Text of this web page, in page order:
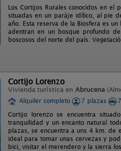
Los Cortijos Rurales conocidos en el
situadas en un paráje idílico, al pie
año. Esta reserva de la Biosfera es
adentran en un bosque profundo
boscosos del norte del país.
Cortijo Lorenzo
Vivienda turística en Abrucena
Alquiler completo
7 plazas
Cortijo lorenzo se encuentra
tranquilidad y un encanto natural
plazas, se encuentra a uns 4 km. de
ideal para tomar unas cervezas y
bici, visitar el merendero y la sierra